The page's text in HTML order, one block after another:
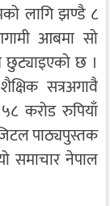
लागि झण्डै ८
आबमा सो
छुट्याइएको छ ।
सत्रअगावै
करोड रुपियाँ
पाठ्यपुस्तक
समाचार नेपाल